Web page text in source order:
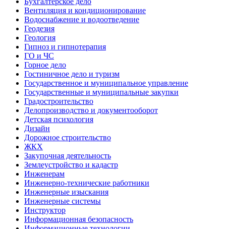
Вентиляция и кондиционирование
Водоснабжение и водоотведение
Геодезия
Геология
Гипноз и гипнотерапия
ГО и ЧС
Горное дело
Гостиничное дело и туризм
Государственное и муниципальное управление
Государственные и муниципальные закупки
Градостроительство
Делопроизводство и документооборот
Детская психология
Дизайн
Дорожное строительство
ЖКХ
Закупочная деятельность
Землеустройство и кадастр
Инженерам
Инженерно-технические работники
Инженерные изыскания
Инженерные системы
Инструктор
Информационная безопасность